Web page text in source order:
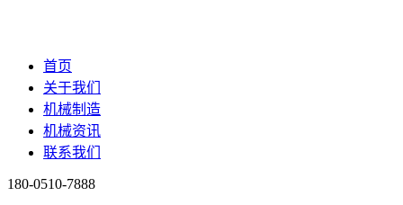
首页
关于我们
机械制造
机械资讯
联系我们
180-0510-7888